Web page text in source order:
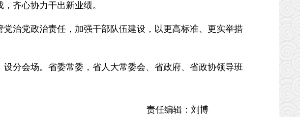
齐心协力干出新业绩。
党政治责任，加强干部队伍建设，以更高标准、更实举措
会场。省委常委，省人大常委会、省政府、省政协领导班
责任编辑：刘博